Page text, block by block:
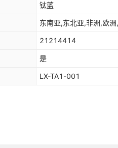
钛蓝
东南亚,东北亚,非洲,欧
21214414
是
LX-TA1-001